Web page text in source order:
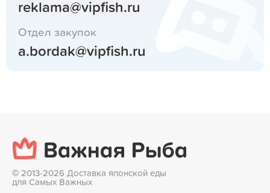
reklama@vipfish.ru
Отдел закупок
a.bordak@vipfish.ru
© 2013-2026 Доставка японской еды
для Самых Важных